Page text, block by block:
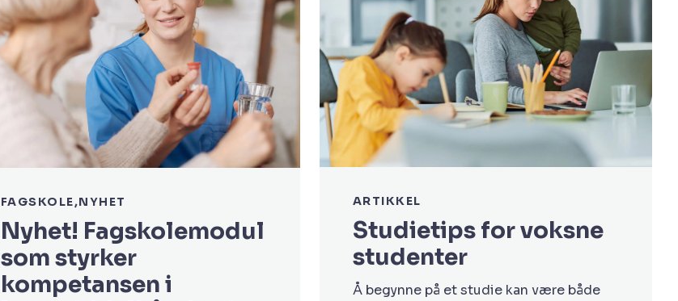
FAGSKOLE NYHET
Nyhet! Fagskolemodul
som styrker
kompetansen i
ARTIKKEL
Studietips for voksne
studenter
Å begynne på et studie kan være både